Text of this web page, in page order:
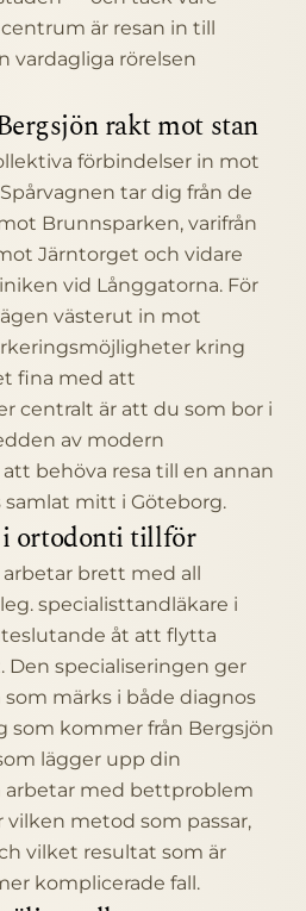
är resan in till
vardagliga rörelsen
rakt mot stan
förbindelser in mot
tar dig från de
Brunnsparken, varifrån
Järntorget och vidare
vid Långgatorna. För
västerut in mot
kring
fina med att
centralt är att du som bor i
av modern
behöva resa till en annan
mitt i Göteborg.
i ortodonti tillför
brett med all
specialisttandläkare i
åt att flytta
specialiseringen ger
märks i både diagnos
som kommer från Bergsjön
lägger upp din
med bettproblem
vilken metod som passar,
vilket resultat som är
komplicerade fall.